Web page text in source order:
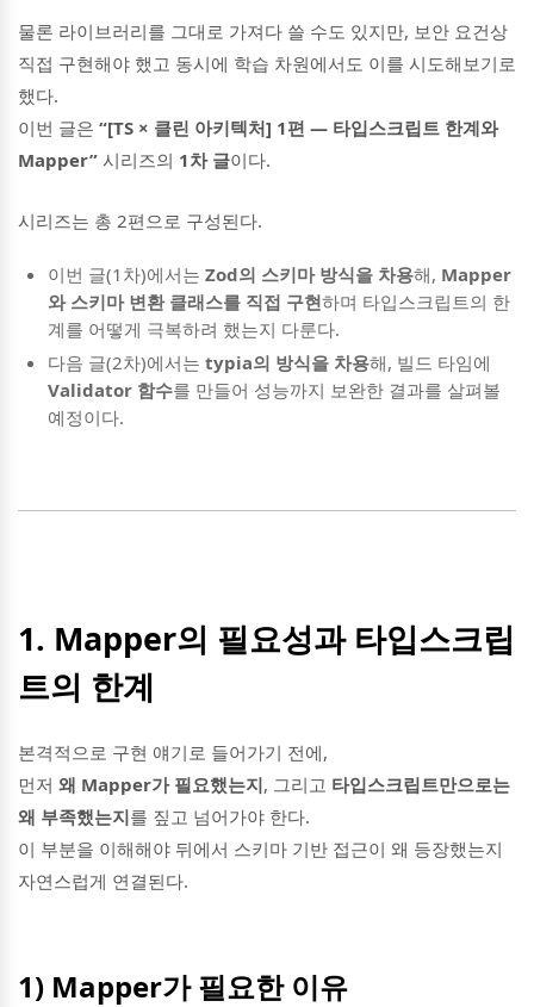
물론 라이브러리를 그대로 가져다 쓸 수도 있지만, 보안 요건상
직접 구현해야 했고 동시에 학습 차원에서도 이를 시도해보기로
했다.
이번 글은 “[TS × 클린 아키텍처] 1편 — 타입스크립트 한계와
Mapper” 시리즈의 1차 글이다.
시리즈는 총 2편으로 구성된다.
이번 글(1차)에서는 Zod의 스키마 방식을 차용해, Mapper
와 스키마 변환 클래스를 직접 구현하며 타입스크립트의 한
계를 어떻게 극복하려 했는지 다룬다.
다음 글(2차)에서는 typia의 방식을 차용해, 빌드 타임에
Validator 함수를 만들어 성능까지 보완한 결과를 살펴볼
예정이다.
1. Mapper의 필요성과 타입스크립
트의 한계
본격적으로 구현 얘기로 들어가기 전에,
먼저 왜 Mapper가 필요했는지, 그리고 타입스크립트만으로는
왜 부족했는지를 짚고 넘어가야 한다.
이 부분을 이해해야 뒤에서 스키마 기반 접근이 왜 등장했는지
자연스럽게 연결된다.
1) Mapper가 필요한 이유